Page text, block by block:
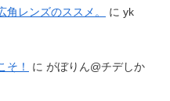
レンズのススメ。 に yk
そ！ に がぼりん@チデしか